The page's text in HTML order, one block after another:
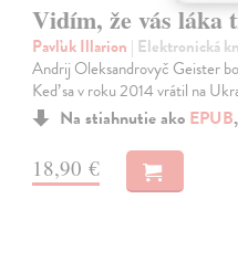
Vidím, že vás láka
Pavľuk Illarion | Elektronická
Andrij Oleksandrovyč Geister
Keď sa v roku 2014 vrátil na
Na stiahnutie ako EPUB,
18,90 €